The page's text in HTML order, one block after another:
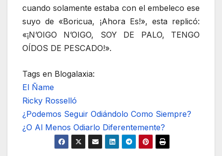
cuando solamente estaba con el embeleco ese
suyo de «Boricua, ¡Ahora Es!», esta replicó:
«¡N’OIGO N’OIGO, SOY DE PALO, TENGO
OÍDOS DE PESCADO!».
Tags en Blogalaxia:
El Ñame
Ricky Rosselló
¿Podemos Seguir Odiándolo Como Siempre?
¿O Al Menos Odiarlo Diferentemente?